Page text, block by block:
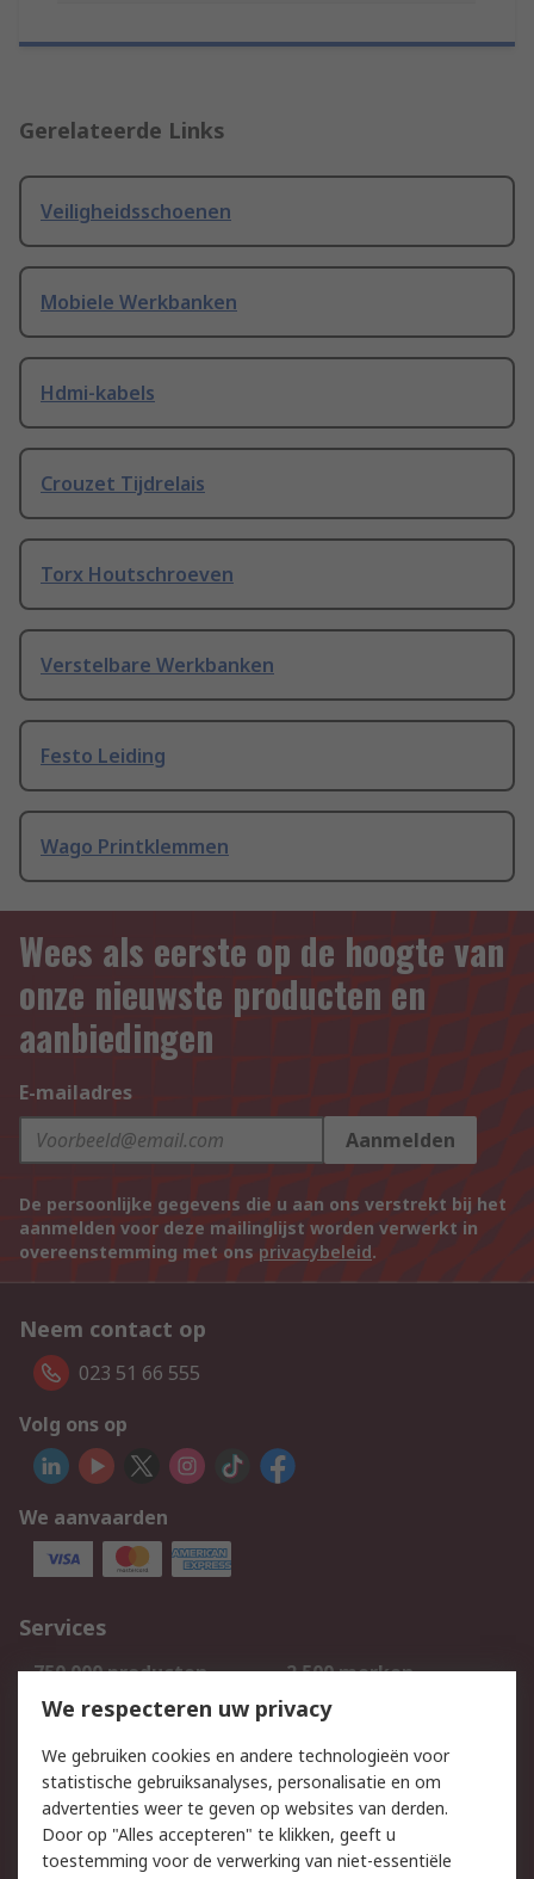
Gerelateerde Links
Veiligheidsschoenen
Mobiele Werkbanken
Hdmi-kabels
Crouzet Tijdrelais
Torx Houtschroeven
Verstelbare Werkbanken
Festo Leiding
Wago Printklemmen
Wees als eerste op de hoogte van
onze nieuwste producten en
aanbiedingen
E-mailadres
Aanmelden
De persoonlijke gegevens die u aan ons verstrekt bij het
aanmelden voor deze mailinglijst worden verwerkt in
overeenstemming met ons privacybeleid.
Neem contact op
023 51 66 555
Volg ons op
We aanvaarden
Services
750.000 producten
2.500 merken
Bestellen
Inkoopoplossingen
Track & Trace
Wettelijk
We respecteren uw privacy
We gebruiken cookies en andere technologieën voor
statistische gebruiksanalyses, personalisatie en om
advertenties weer te geven op websites van derden.
Door op "Alles accepteren" te klikken, geeft u
toestemming voor de verwerking van niet-essentiële